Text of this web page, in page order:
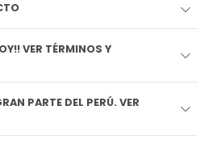
Y
PARTE DEL PERÚ. VER